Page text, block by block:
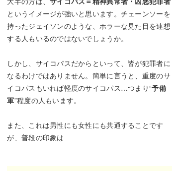
というイメージが強いと思います。チェーンソーを
持ったジェイソンのような、ホラーな見た目を連想
する人もいるのではないでしょうか。
しかし、サイコパスだからといって、皆が犯罪者に
なるわけではありません。簡単に言うと、重度のサ
イコパスもいれば軽度のサイコパス…つまり“予備
軍”程度の人もいます。
また、これは男性にも女性にも共通することです
が、普段の印象は